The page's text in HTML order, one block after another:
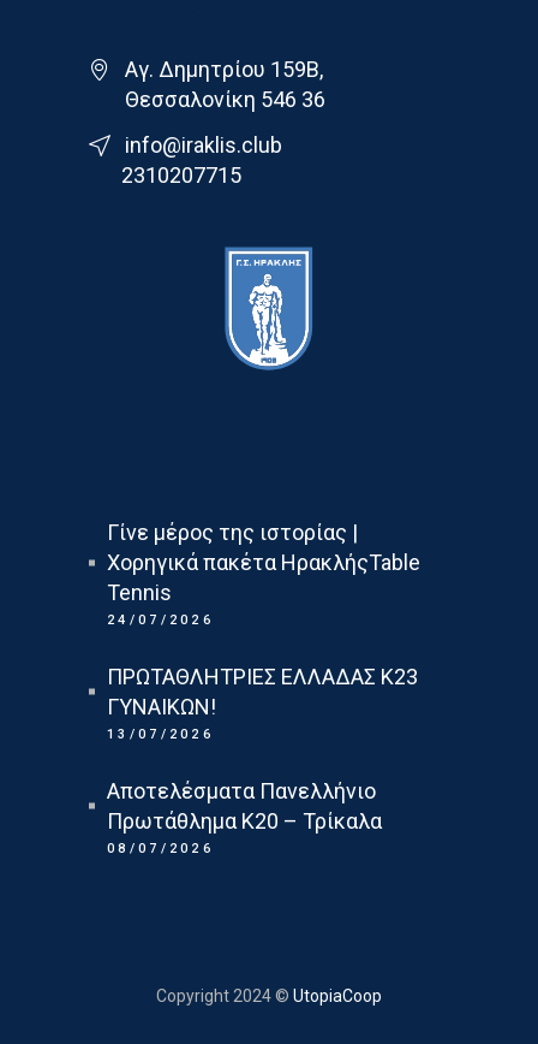
Αγ. Δημητρίου 159Β,
Θεσσαλονίκη 546 36
info@iraklis.club
2310207715
Γίνε μέρος της ιστορίας |
Χορηγικά πακέτα ΗρακλήςTable
Tennis
24/07/2026
ΠΡΩΤΑΘΛΗΤΡΙΕΣ ΕΛΛΑΔΑΣ Κ23
ΓΥΝΑΙΚΩΝ!
13/07/2026
Αποτελέσματα Πανελλήνιο
Πρωτάθλημα Κ20 – Τρίκαλα
08/07/2026
Copyright 2024 © UtopiaCoop